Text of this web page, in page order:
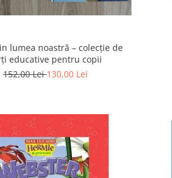
lumea noastră – colecție de
educative pentru copii
152,00 Lei130,00 Lei